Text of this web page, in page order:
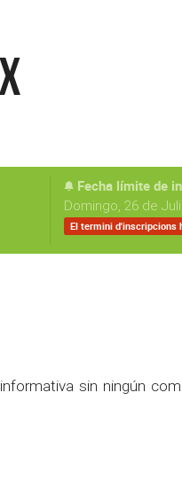
Fecha límite de
Domingo, 26 de
El termini d'inscripcions
sin ningún